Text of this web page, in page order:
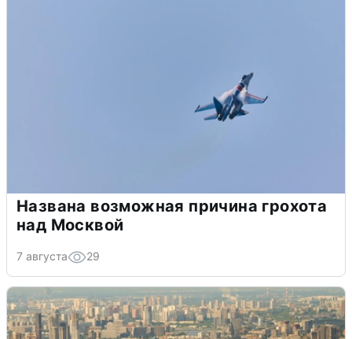
Названа возможная причина грохота
над Москвой
7 августа 29